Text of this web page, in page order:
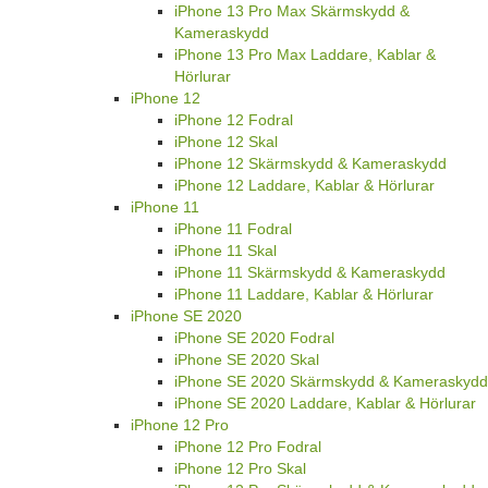
iPhone 13 Pro Max Skärmskydd &
Kameraskydd
iPhone 13 Pro Max Laddare, Kablar &
Hörlurar
iPhone 12
iPhone 12 Fodral
iPhone 12 Skal
iPhone 12 Skärmskydd & Kameraskydd
iPhone 12 Laddare, Kablar & Hörlurar
iPhone 11
iPhone 11 Fodral
iPhone 11 Skal
iPhone 11 Skärmskydd & Kameraskydd
iPhone 11 Laddare, Kablar & Hörlurar
iPhone SE 2020
iPhone SE 2020 Fodral
iPhone SE 2020 Skal
iPhone SE 2020 Skärmskydd & Kameraskydd
iPhone SE 2020 Laddare, Kablar & Hörlurar
iPhone 12 Pro
iPhone 12 Pro Fodral
iPhone 12 Pro Skal